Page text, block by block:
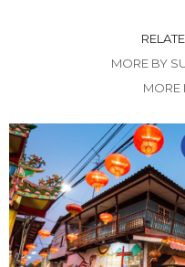
MORE BY
MORE